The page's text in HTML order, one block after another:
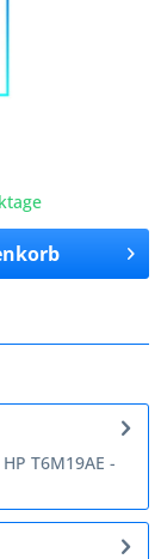
T6M19AE -